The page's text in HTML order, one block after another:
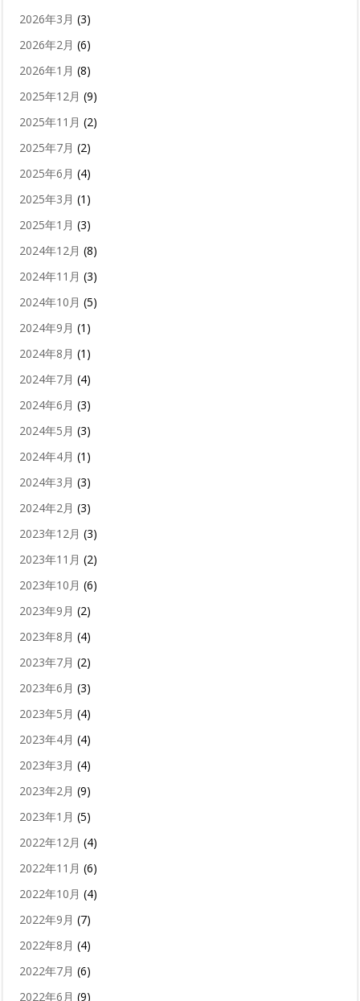
2026年3月 (3)
2026年2月 (6)
2026年1月 (8)
2025年12月 (9)
2025年11月 (2)
2025年7月 (2)
2025年6月 (4)
2025年3月 (1)
2025年1月 (3)
2024年12月 (8)
2024年11月 (3)
2024年10月 (5)
2024年9月 (1)
2024年8月 (1)
2024年7月 (4)
2024年6月 (3)
2024年5月 (3)
2024年4月 (1)
2024年3月 (3)
2024年2月 (3)
2023年12月 (3)
2023年11月 (2)
2023年10月 (6)
2023年9月 (2)
2023年8月 (4)
2023年7月 (2)
2023年6月 (3)
2023年5月 (4)
2023年4月 (4)
2023年3月 (4)
2023年2月 (9)
2023年1月 (5)
2022年12月 (4)
2022年11月 (6)
2022年10月 (4)
2022年9月 (7)
2022年8月 (4)
2022年7月 (6)
2022年6月 (9)